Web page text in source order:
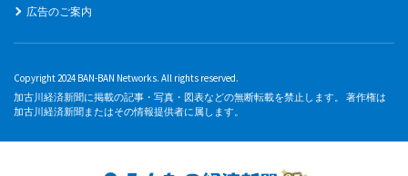
広告のご案内
Copyright 2024 BAN-BAN Networks. All rights reserved.
加古川経済新聞に掲載の記事・写真・図表などの無断転載を禁止します。 著作権は
加古川経済新聞またはその情報提供者に属します。